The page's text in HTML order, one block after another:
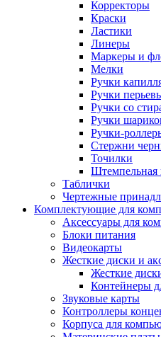
Корректоры
Краски
Ластики
Линеры
Маркеры и
Мелки
Ручки
Ручки
Ручки со
Ручки
Ручки-
Стержни
Точилки
Штемпельная
Таблички
Чертежные
Комплектующие для
Аксессуары для
Блоки питания
Видеокарты
Жесткие диски и
Жесткие
Контейнеры
Звуковые карты
Контроллеры
Корпуса для